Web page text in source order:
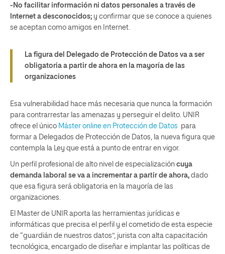
-No facilitar información ni datos personales a través de
Internet a desconocidos; y confirmar que se conoce a quienes
se aceptan como amigos en Internet.
La figura del Delegado de Protección de Datos va a ser
obligatoria a partir de ahora en la mayoría de las
organizaciones
Esa vulnerabilidad hace más necesaria que nunca la formación
para contrarrestar las amenazas y perseguir el delito. UNIR
ofrece el único Máster online en Protección de Datos para
formar a Delegados de Protección de Datos, la nueva figura que
contempla la Ley que está a punto de entrar en vigor.
Un perfil profesional de alto nivel de especialización cuya
demanda laboral se va a incrementar a partir de ahora, dado
que esa figura será obligatoria en la mayoría de las
organizaciones.
El Master de UNIR aporta las herramientas jurídicas e
informáticas que precisa el perfil y el cometido de esta especie
de “guardián de nuestros datos”, jurista con alta capacitación
tecnológica, encargado de diseñar e implantar las políticas de